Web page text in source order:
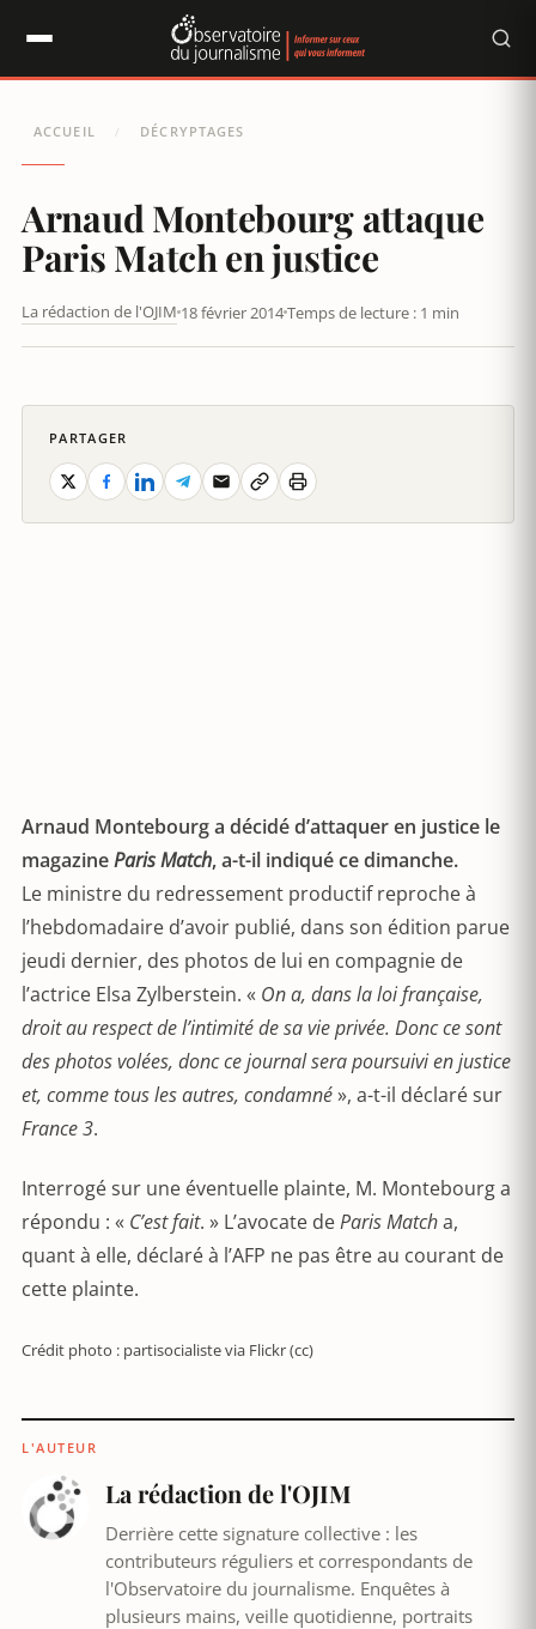
ACCUEIL / DÉCRYPTAGES
Arnaud Montebourg attaque
Paris Match en justice
La rédaction de l'OJIM 18 février 2014Temps de lecture : 1 min
Arnaud Montebourg a décidé d’attaquer en justice le
magazineParis Match, a-t-il indiqué ce dimanche.
Le ministre du redressement productif reproche à
l’hebdomadaire d’avoir publié, dans son édition parue
jeudi dernier, des photos de lui en compagnie de
l’actrice Elsa Zylberstein. « On a, dans la loi française,
droit au respect de l’intimité de sa vie privée. Donc ce sont
des photos volées, donc ce journal sera poursuivi en justice
et, comme tous les autres, condamné», a-t-il déclaré sur
France 3.
Interrogé sur une éventuelle plainte, M. Montebourg a
répondu : « C’est fait. » L’avocate deParis Matcha,
quant à elle, déclaré à l’AFP ne pas être au courant de
cette plainte.
Crédit photo : partisocialiste via Flickr (cc)
L'AUTEUR
La rédaction de l'OJIM
Derrière cette signature collective : les
contributeurs réguliers et correspondants de
l'Observatoire du journalisme. Enquêtes à
plusieurs mains, veille quotidienne, portraits
PARTAGER
Panneau de gestion des cookies